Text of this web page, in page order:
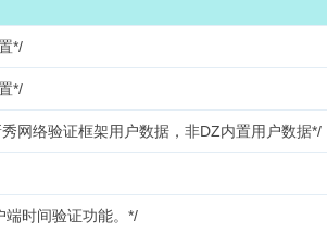
*/
*/
网络验证框架用户数据，非DZ内置用户数据*/
端时间验证功能。*/